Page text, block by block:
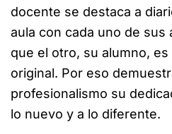
docente se destaca a
aula con cada uno de sus
que el otro, su alumno,
original. Por eso
profesionalismo su
lo nuevo y a lo diferente.